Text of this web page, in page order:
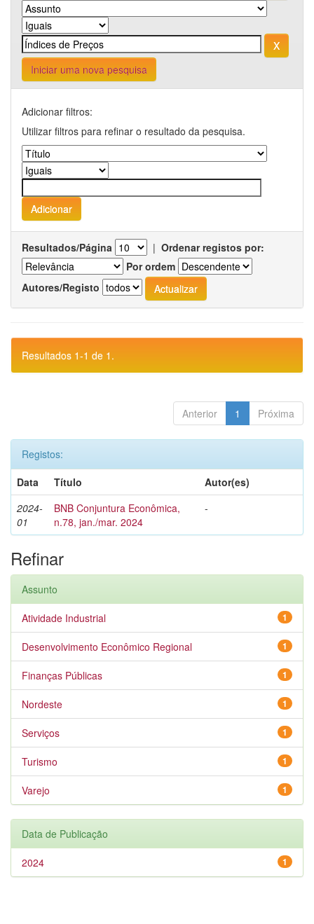
Iniciar uma nova pesquisa
Adicionar filtros:
Utilizar filtros para refinar o resultado da pesquisa.
Resultados/Página | Ordenar registos por:
Por ordem
Autores/Registo
Resultados 1-1 de 1.
Anterior 1 Próxima
Registos:
Data
Título
Autor(es)
2024-
01
BNB Conjuntura Econômica,
n.78, jan./mar. 2024
-
Refinar
Assunto
1
Atividade Industrial
1
Desenvolvimento Econômico Regional
1
Finanças Públicas
1
Nordeste
1
Serviços
1
Turismo
1
Varejo
Data de Publicação
1
2024